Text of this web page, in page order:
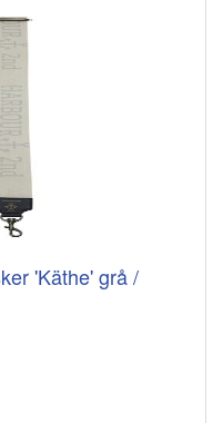
'Käthe' grå /